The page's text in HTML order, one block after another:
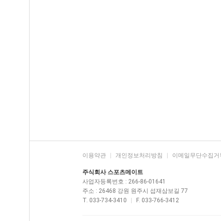
이용약관 개인정보처리방침 이메일무단수집거
주식회사 스포츠메이트
사업자등록번호 : 266-86-01641
주소 : 26468 강원 원주시 섭재삼보길 77
T. 033-734-3410
F. 033-766-3412